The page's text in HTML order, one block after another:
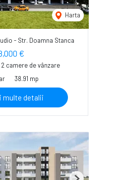
Harta
- Str. Doamna Stanca
€
camere de vânzare
38.91 mp
multe detalii